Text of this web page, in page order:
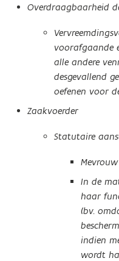
Overdraagbaarheid
voorafgaande
alle andere
desgevallend
oefenen voor
Zaakvoerder
Statutaire
In de
haar
(bv.
indien
wordt